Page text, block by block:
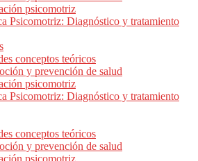
psicomotriz
Psicomotriz: Diagnóstico y tratamiento
conceptos teóricos
y prevención de salud
psicomotriz
Psicomotriz: Diagnóstico y tratamiento
conceptos teóricos
y prevención de salud
psicomotriz